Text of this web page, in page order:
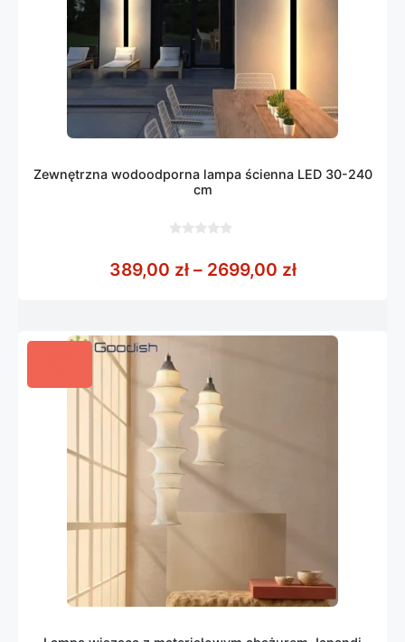
Zewnętrzna wodoodporna lampa ścienna LED 30-240
cm
5
389,00 zł – 2699,00 złZakres cen: